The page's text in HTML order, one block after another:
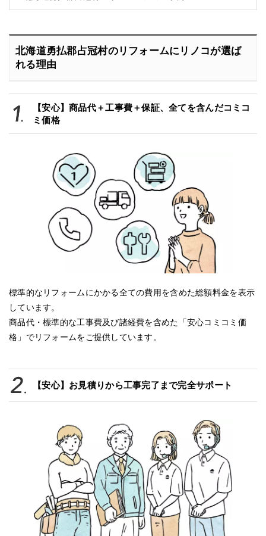
北海道勇払郡占冠村のリフォームにリノコが選ば
れる理由
【安心】商品代＋工事費＋保証、全てを含んだコミコ
ミ価格
標準的なリフォームにかかる全ての費用を含めた総額料金を表示
しています。
商品代・標準的な工事費及び諸経費を含めた「安心コミコミ価
格」でリフォームをご提供しています。
【安心】お見積りから工事完了まで完全サポート